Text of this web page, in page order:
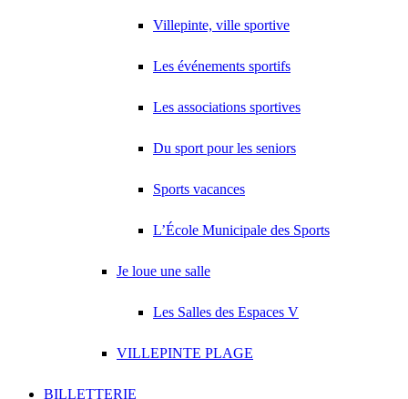
Villepinte, ville sportive
Les événements sportifs
Les associations sportives
Du sport pour les seniors
Sports vacances
L’École Municipale des Sports
Je loue une salle
Les Salles des Espaces V
VILLEPINTE PLAGE
BILLETTERIE